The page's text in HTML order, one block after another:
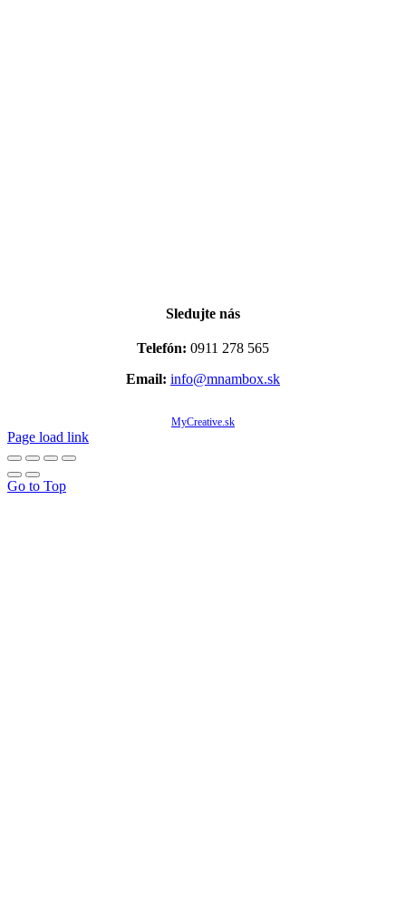
Sledujte nás
Telefón: 0911 278 565
Email: info@mnambox.sk
MyCreative.sk
Page load link
Go to Top